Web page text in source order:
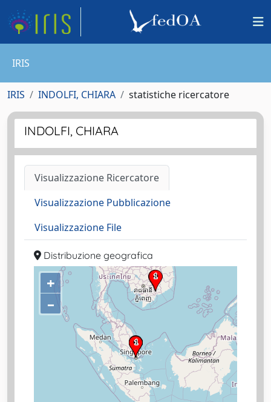
IRIS
IRIS INDOLFI, CHIARA statistiche ricercatore
INDOLFI, CHIARA
Visualizzazione Ricercatore
Visualizzazione Pubblicazione
Visualizzazione File
Distribuzione geografica
+
–